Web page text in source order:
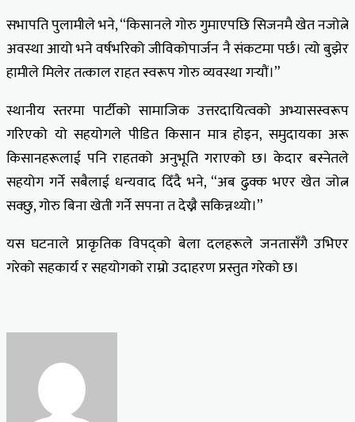
सभापति पुलामीले भने, “किसानले गोरु गुमाएपछि सिजनमै खेत नजोत्ने
अवस्था आयो भने वर्षभरिको जीविकोपार्जन नै संकटमा पर्छ। त्यो बुझेर
हामीले मिलेर तत्काल राहत स्वरूप गोरु व्यवस्था गर्‍यौं।”
स्थानीय स्तरमा पार्टीको सामाजिक उत्तरदायित्वको अभ्यासस्वरूप
गरिएको यो सहयोगले पीडित किसान मात्र होइन, समुदायका अरू
किसानहरूलाई पनि राहतको अनुभूति गराएको छ। केदार बस्नेतले
सहयोग गर्ने सबैलाई धन्यवाद दिँदै भने, “अब ढुक्क भएर खेत जोत्न
सक्छु, गोरु बिना खेती गर्ने सपना त देख्नै सकिन्नथ्यो।”
यस घटनाले प्राकृतिक विपद्को बेला दलहरूले जनतासँगै उभिएर
गरेको सहकार्य र सहयोगको राम्रो उदाहरण प्रस्तुत गरेको छ।